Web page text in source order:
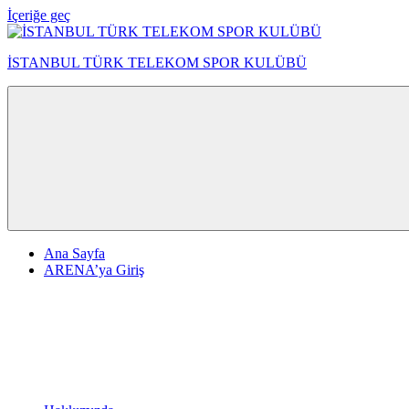
İçeriğe geç
İSTANBUL TÜRK TELEKOM SPOR KULÜBÜ
Ana Sayfa
ARENA’ya Giriş